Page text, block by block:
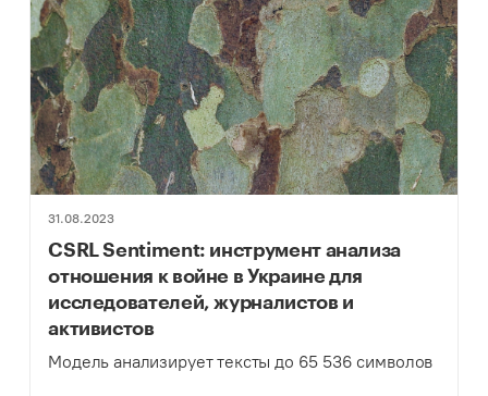
31.08.2023
CSRL Sentiment: инструмент анализа
отношения к войне в Украине для
исследователей, журналистов и
активистов
Модель анализирует тексты до 65 536 символов